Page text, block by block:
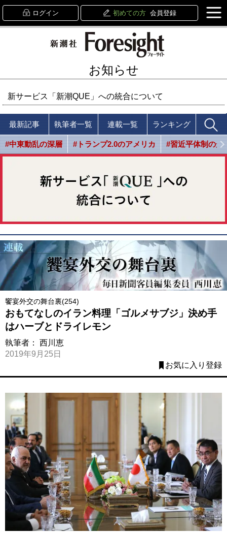
ログイン 初めての方 会員登録
お知らせ
新サービス「新潮QUE」への統合について
最新記事 執筆者一覧 連載一覧 ランキング
#中東動乱の深層 #トランプ2.0のアメリカ #習近平体制の光
饗宴外交の舞台裏(254)
おもてなしのイラン料理「ゴルメサブジ」決め手
はハーブとドライレモン
執筆者： 西川恵
2019年9月25日
お気に入り登録